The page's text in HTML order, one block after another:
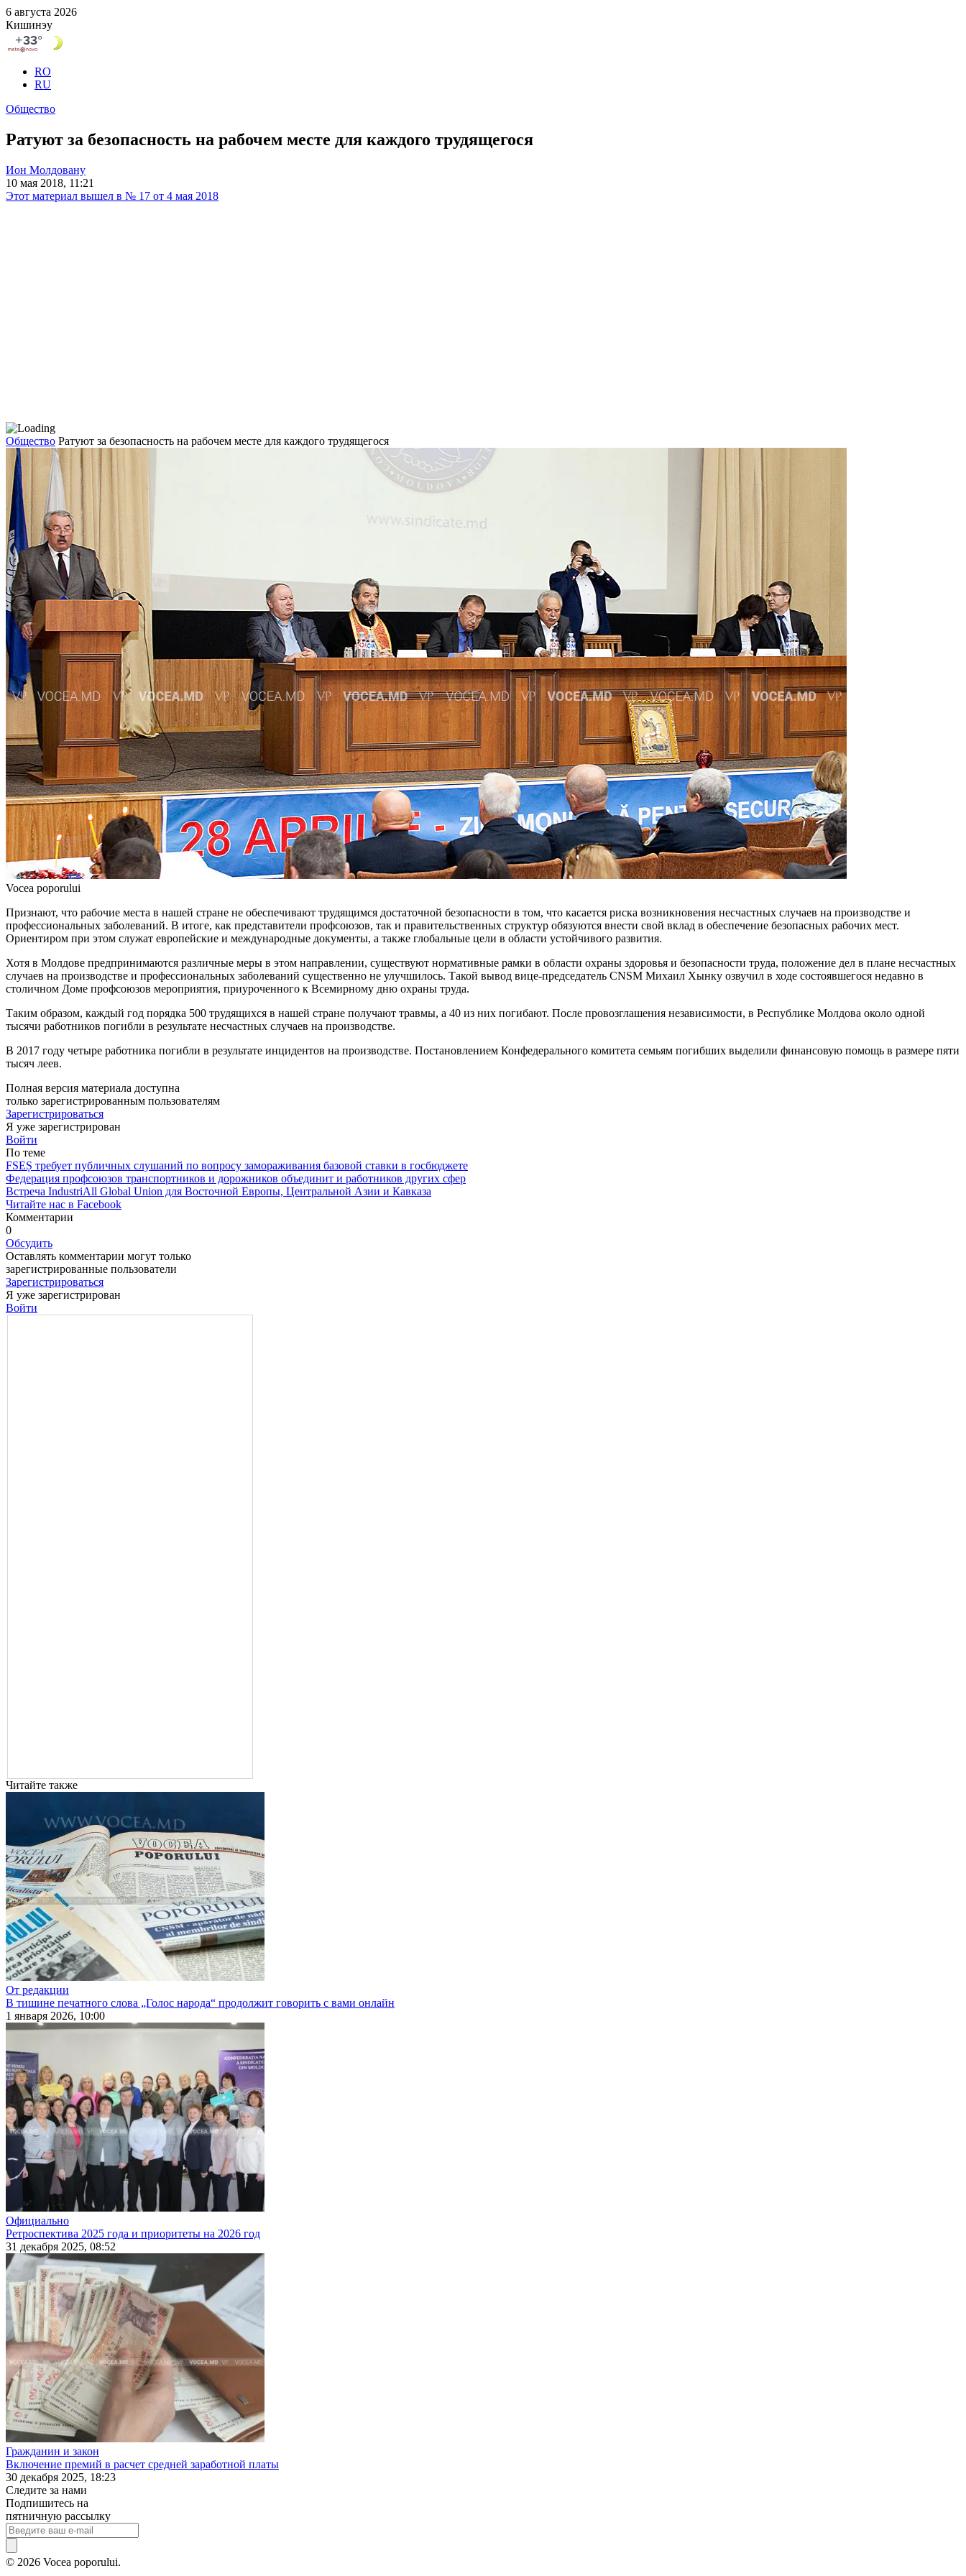
6 августа 2026
Кишинэу
RO
RU
Общество
Ратуют за безопасность на рабочем месте для каждого трудящегося
Ион Молдовану
10 мая 2018, 11:21
Этот материал вышел в № 17 от 4 мая 2018
Общество Ратуют за безопасность на рабочем месте для каждого трудящегося
Vocea poporului
Признают, что рабочие места в нашей стране не обеспечивают трудящимся до­статочной безопасности в том, что касает­ся риска возникновения несчастных слу­чаев на производстве и
профессиональ­ных заболеваний. В итоге, как представи­тели профсоюзов, так и правительствен­ных структур обязуются внести свой вклад в обеспечение безопасных рабочих мест.
Ориентиром при этом служат европейс­кие и международные документы, а так­же глобальные цели в области устойчиво­го развития.
Хотя в Молдове предпринимаются раз­личные меры в этом направлении, существу­ют нормативные рамки в области охраны здо­ровья и безопасности труда, положение дел в плане несчастных
случаев на производстве и профессиональных заболеваний существен­но не улучшилось. Такой вывод вице-предсе­датель CNSM Михаил Хынку озвучил в ходе состоявшегося недавно в
столичном Доме профсоюзов мероприятия, приуроченного к Всемирному дню охраны труда.
Таким образом, каждый год порядка 500 трудящихся в нашей стране получают травмы, а 40 из них погибают. После провозглашения независимости, в Республике Молдова около одной
тысячи работников погибли в результате несчастных случаев на производстве.
В 2017 году четыре работника погибли в ре­зультате инцидентов на производстве. Поста­новлением Конфедерального комитета семьям погибших выделили финансовую помощь в размере пяти
тысяч леев.
Полная версия материала доступна
только зарегистрированным пользователям
Зарегистрироваться
Я уже зарегистрирован
Войти
По теме
FSEȘ требует публичных слушаний по вопросу замораживания базовой ставки в госбюджете
Федерация профсоюзов транспортников и дорожников объединит и работников других сфер
Встреча IndustriAll Global Union для Восточной Европы, Центральной Азии и Кавказа
Читайте нас в Facebook
Комментарии
0
Обсудить
Оставлять комментарии могут только
зарегистрированные пользователи
Зарегистрироваться
Я уже зарегистрирован
Войти
Читайте также
От редакции
В тишине печатного слова „Голос народа“ продолжит говорить с вами онлайн
1 января 2026, 10:00
Официально
Ретроспектива 2025 года и приоритеты на 2026 год
31 декабря 2025, 08:52
Гражданин и закон
Включение премий в расчет средней заработной платы
30 декабря 2025, 18:23
Следите за нами
Подпишитесь на
пятничную рассылку
© 2026 Vocea poporului.